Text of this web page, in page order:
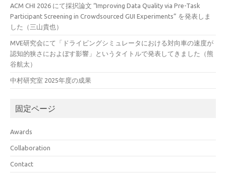
ACM CHI 2026 にて採択論文 “Improving Data Quality via Pre-Task
Participant Screening in Crowdsourced GUI Experiments” を発表しま
した（三山貴也）
MVE研究会にて「ドライビングシミュレータにおける対向車の速度が
認知的狭さにおよぼす影響」というタイトルで発表してきました（熊
谷航太）
中村研究室 2025年度の成果
固定ページ
Awards
Collaboration
Contact